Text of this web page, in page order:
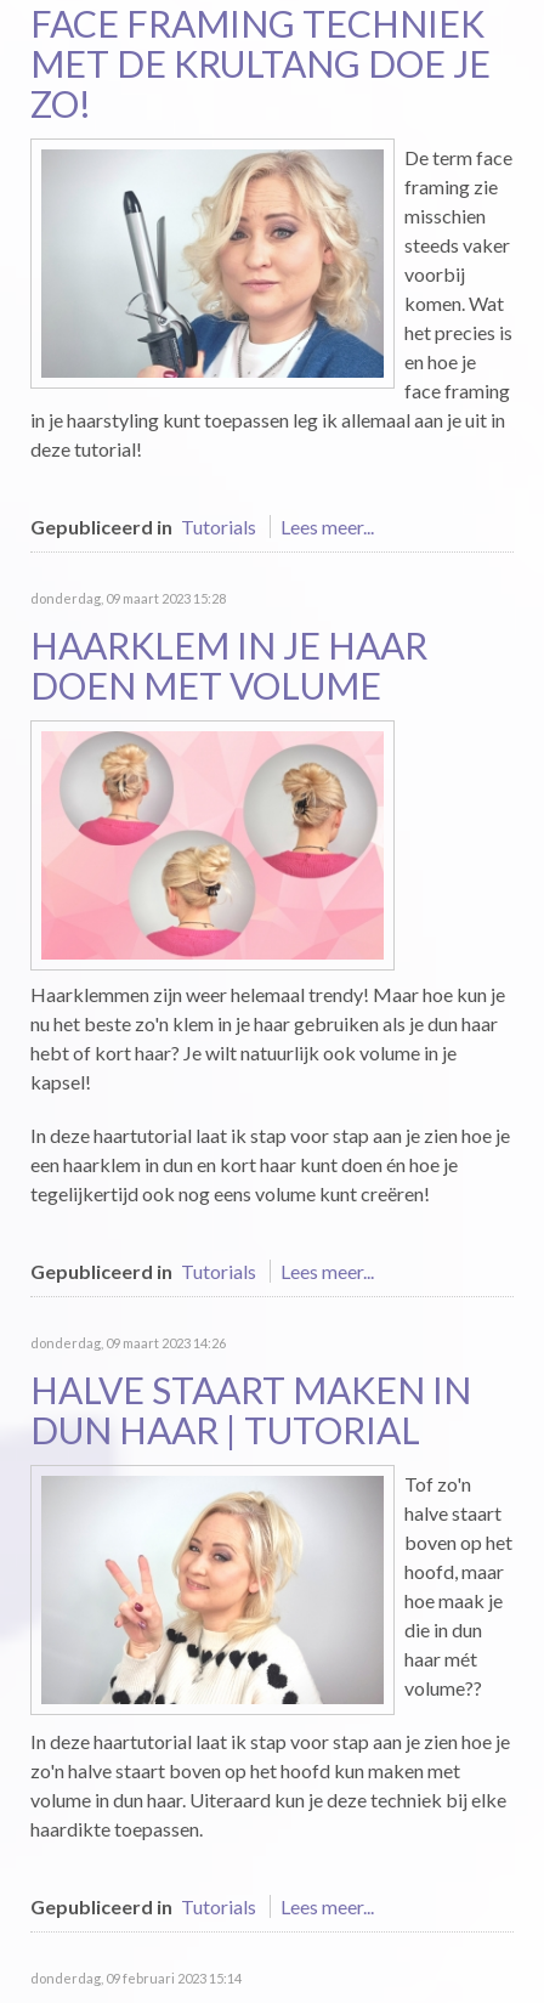
FACE FRAMING TECHNIEK
MET DE KRULTANG DOE JE
ZO!
De term face
framing zie
misschien
steeds vaker
voorbij
komen. Wat
het precies is
en hoe je
face framing
in je haarstyling kunt toepassen leg ik allemaal aan je uit in
deze tutorial!
Gepubliceerd in Tutorials Lees meer...
donderdag, 09 maart 2023 15:28
HAARKLEM IN JE HAAR
DOEN MET VOLUME
Haarklemmen zijn weer helemaal trendy! Maar hoe kun je
nu het beste zo'n klem in je haar gebruiken als je dun haar
hebt of kort haar? Je wilt natuurlijk ook volume in je
kapsel!
In deze haartutorial laat ik stap voor stap aan je zien hoe je
een haarklem in dun en kort haar kunt doen én hoe je
tegelijkertijd ook nog eens volume kunt creëren!
Gepubliceerd in Tutorials Lees meer...
donderdag, 09 maart 2023 14:26
HALVE STAART MAKEN IN
DUN HAAR | TUTORIAL
Tof zo'n
halve staart
boven op het
hoofd, maar
hoe maak je
die in dun
haar mét
volume??
In deze haartutorial laat ik stap voor stap aan je zien hoe je
zo'n halve staart boven op het hoofd kun maken met
volume in dun haar. Uiteraard kun je deze techniek bij elke
haardikte toepassen.
Gepubliceerd in Tutorials Lees meer...
donderdag, 09 februari 2023 15:14